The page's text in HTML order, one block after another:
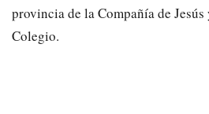
provincia de la Compañía de
Colegio.